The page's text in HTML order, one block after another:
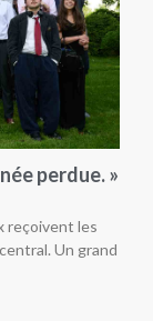
perdue. »
reçoivent les
Un grand